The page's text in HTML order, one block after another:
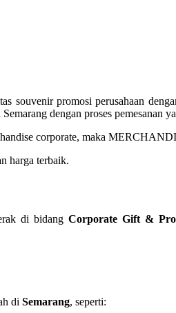
promosi perusahaan
dengan proses pemesanan
corporate, maka
harga terbaik.
di bidangCorporate Gift &
di Semarang, seperti: